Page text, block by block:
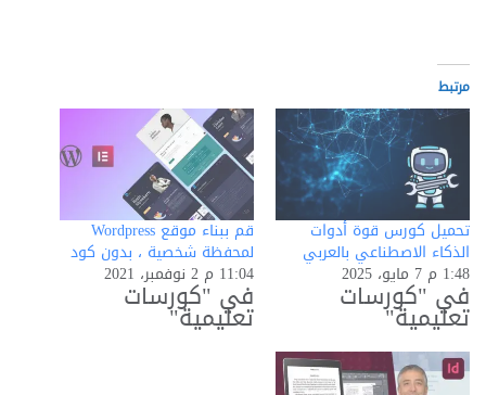
مرتبط
تحميل كورس قوة أدوات
الذكاء الاصطناعي بالعربي
1:48 م 7 مايو، 2025
في "كورسات
تعليمية"
قم ببناء موقع Wordpress
لمحفظة شخصية ، بدون كود
11:04 م 2 نوفمبر، 2021
في "كورسات
تعليمية"